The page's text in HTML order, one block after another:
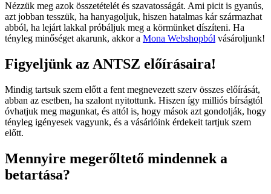
Nézzük meg azok összetételét és szavatosságát. Ami picit is gyanús,
azt jobban tesszük, ha hanyagoljuk, hiszen hatalmas kár származhat
abból, ha lejárt lakkal próbáljuk meg a körmünket díszíteni. Ha
tényleg minőséget akarunk, akkor a Mona Webshopból vásároljunk!
Figyeljünk az ANTSZ előírásaira!
Mindig tartsuk szem előtt a fent megnevezett szerv összes előírását,
abban az esetben, ha szalont nyitottunk. Hiszen így milliós bírságtól
óvhatjuk meg magunkat, és attól is, hogy mások azt gondolják, hogy
tényleg igényesek vagyunk, és a vásárlóink érdekeit tartjuk szem
előtt.
Mennyire megerőltető mindennek a
betartása?